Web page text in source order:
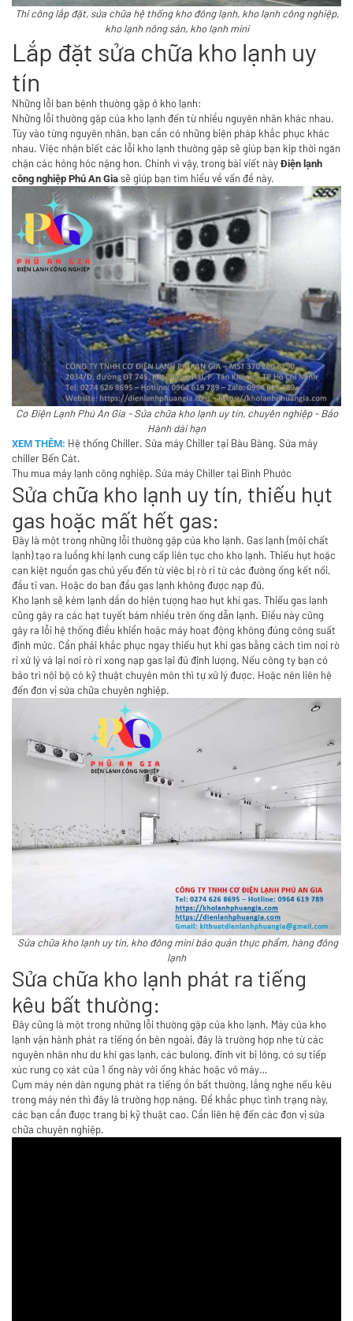
Thi công lắp đặt, sửa chữa hệ thống kho đông lạnh, kho lạnh công nghiệp,
kho lạnh nông sản, kho lạnh mini
Lắp đặt sửa chữa kho lạnh uy
tín
Những lỗi ban bệnh thường gặp ở kho lạnh:
Những lỗi thường gặp của kho lạnh đến từ nhiều nguyên nhân khác nhau.
Tùy vào từng nguyên nhân, bạn cần có những biện pháp khắc phục khác
nhau. Việc nhận biết các lỗi kho lạnh thường gặp sẽ giúp bạn kịp thời ngăn
chặn các hỏng hóc nặng hơn. Chính vì vậy, trong bài viết này Điện lạnh
công nghiệp Phú An Gia sẽ giúp bạn tìm hiểu về vấn đề này.
Cơ Điện Lạnh Phú An Gia - Sửa chữa kho lạnh uy tín, chuyên nghiệp - Bảo
Hành dài hạn
XEM THÊM: Hệ thống Chiller. Sửa máy Chiller tại Bàu Bàng. Sửa máy
chiller Bến Cát.
Thu mua máy lạnh công nghiệp. Sửa máy Chiller tại Bình Phước
Sửa chữa kho lạnh uy tín, thiếu hụt
gas hoặc mất hết gas:
Đây là một trong những lỗi thường gặp của kho lạnh. Gas lạnh (môi chất
lạnh) tạo ra luồng khí lạnh cung cấp liên tục cho kho lạnh. Thiếu hụt hoặc
cạn kiệt nguồn gas chủ yếu đến từ việc bị rò rỉ từ các đường ống kết nối,
đầu ti van. Hoặc do ban đầu gas lạnh không được nạp đủ.
Kho lạnh sẽ kém lạnh dần do hiện tượng hao hụt khí gas. Thiếu gas lạnh
cũng gây ra các hạt tuyết bám nhiều trên ống dẫn lạnh. Điều này cũng
gây ra lỗi hệ thống điều khiển hoặc máy hoạt động không đúng công suất
định mức. Cần phải khắc phục ngay thiếu hụt khí gas bằng cách tìm nơi rò
rỉ xử lý vá lại nơi rò rỉ xong nạp gas lại đủ định lượng. Nếu công ty bạn có
bảo trì nội bộ có kỹ thuật chuyên môn thì tự xử lý được. Hoặc nên liên hệ
đến đơn vị sửa chữa chuyên nghiệp.
Sửa chữa kho lạnh uy tín, kho đông mini bảo quản thực phẩm, hàng đông
lạnh
Sửa chữa kho lạnh phát ra tiếng
kêu bất thường:
Đây cũng là một trong những lỗi thường gặp của kho lạnh. Máy của kho
lạnh vận hành phát ra tiếng ồn bên ngoài, đây là trường hợp nhẹ từ các
nguyên nhân như dư khí gas lạnh, các bulong, đinh vít bị lỏng, có sự tiếp
xúc rung cọ xát của 1 ống này với ống khác hoặc vỏ máy…
Cụm máy nén dàn ngưng phát ra tiếng ồn bất thường, lắng nghe nếu kêu
trong máy nén thì đây là trường hợp nặng. Để khắc phục tình trạng này,
các bạn cần được trang bị kỹ thuật cao. Cần liên hệ đến các đơn vị sửa
chữa chuyên nghiệp.